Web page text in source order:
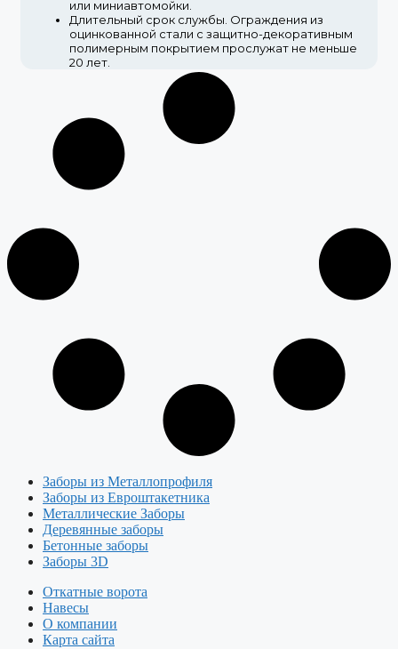
или миниавтомойки.
Длительный срок службы. Ограждения из
оцинкованной стали с защитно-декоративным
полимерным покрытием прослужат не меньше
20 лет.
Заборы из Металлопрофиля
Заборы из Евроштакетника
Металлические Заборы
Деревянные заборы
Бетонные заборы
Заборы 3D
Откатные ворота
Навесы
О компании
Карта сайта